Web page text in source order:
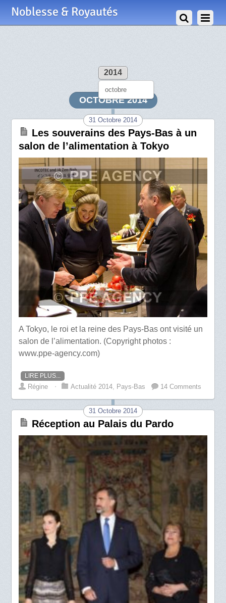
Noblesse & Royautés
2014
octobre
OCTOBRE 2014
31 Octobre 2014
Les souverains des Pays-Bas à un
salon de l’alimentation à Tokyo
A Tokyo, le roi et la reine des Pays-Bas ont visité un
salon de l’alimentation. (Copyright photos :
www.ppe-agency.com)
LIRE PLUS...
Régine ⋅ Actualité 2014 Pays-Bas 14 Comments
31 Octobre 2014
Réception au Palais du Pardo